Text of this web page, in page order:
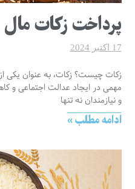
پرداخت زکات مال
17 اکتبر 2024
زکات چیست؟ زکات، به عنوان یکی
مهمی در ایجاد عدالت اجتماعی و
و نیازمندان نه تنها
ادامه مطلب »